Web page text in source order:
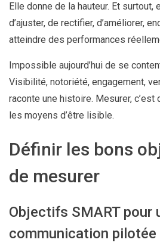
Elle donne de la hauteur. Et
d’ajuster, de rectifier, d’améliorer,
atteindre des performances
Impossible aujourd’hui de se
Visibilité, notoriété, engagement,
raconte une histoire. Mesurer,
les moyens d’être lisible.
Définir les bons
de mesurer
Objectifs SMART pour
communication pilotée